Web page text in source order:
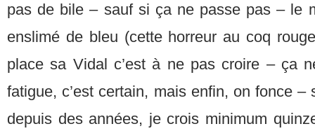
pas de bile – sauf si ça ne passe pas – le
enslimé de bleu (cette horreur au coq
place sa Vidal c’est à ne pas croire – ça
fatigue, c’est certain, mais enfin, on fonce
depuis des années, je crois minimum